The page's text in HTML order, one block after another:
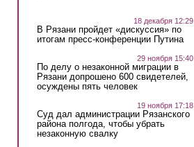
18 декабря 12:29
В Рязани пройдет «дискуссия» по
итогам пресс-конференции Путина
29 ноября 15:40
По делу о незаконной миграции в
Рязани допрошено 600 свидетелей,
осуждены пять человек
19 ноября 17:18
Суд дал администрации Рязанского
района полгода, чтобы убрать
незаконную свалку